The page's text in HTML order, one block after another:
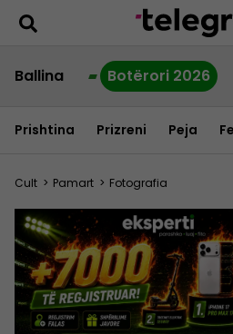
Ballina Botërori 2026
Prishtina Prizreni Peja
Cult > Pamart > Fotografia